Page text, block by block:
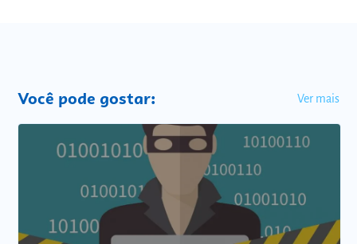
Você pode gostar: Ver mais